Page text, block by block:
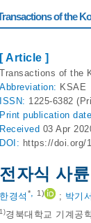
of the
[ Article ]
Transactions of the
Abbreviation: KSAE
ISSN: 1225-6382
Print publication date
Received 03 Apr
DOI: https://doi.org/
전자식 사
한경석 *, 1) ; 박기서
1)경북대학교 기계공